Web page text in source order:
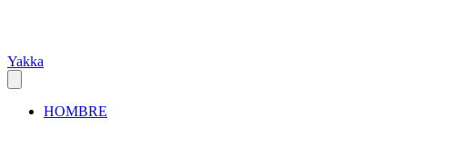
Yakka
HOMBRE